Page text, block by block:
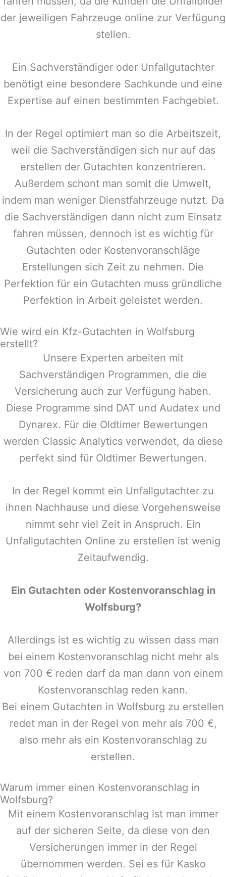
der jeweiligen Fahrzeuge online zur Verfügung
stellen.
Ein Sachverständiger oder Unfallgutachter
benötigt eine besondere Sachkunde und eine
Expertise auf einen bestimmten Fachgebiet.
In der Regel optimiert man so die Arbeitszeit,
weil die Sachverständigen sich nur auf das
erstellen der Gutachten konzentrieren.
Außerdem schont man somit die Umwelt,
indem man weniger Dienstfahrzeuge nutzt. Da
die Sachverständigen dann nicht zum Einsatz
fahren müssen, dennoch ist es wichtig für
Gutachten oder Kostenvoranschläge
Erstellungen sich Zeit zu nehmen. Die
Perfektion für ein Gutachten muss gründliche
Perfektion in Arbeit geleistet werden.
Wie wird ein Kfz-Gutachten in Wolfsburg
erstellt?
Unsere Experten arbeiten mit
Sachverständigen Programmen, die die
Versicherung auch zur Verfügung haben.
Diese Programme sind DAT und Audatex und
Dynarex. Für die Oldtimer Bewertungen
werden Classic Analytics verwendet, da diese
perfekt sind für Oldtimer Bewertungen.
In der Regel kommt ein Unfallgutachter zu
ihnen Nachhause und diese Vorgehensweise
nimmt sehr viel Zeit in Anspruch. Ein
Unfallgutachten Online zu erstellen ist wenig
Zeitaufwendig.
Ein Gutachten oder Kostenvoranschlag in
Wolfsburg?
Allerdings ist es wichtig zu wissen dass man
bei einem Kostenvoranschlag nicht mehr als
von 700 € reden darf da man dann von einem
Kostenvoranschlag reden kann.
Bei einem Gutachten in Wolfsburg zu erstellen
redet man in der Regel von mehr als 700 €,
also mehr als ein Kostenvoranschlag zu
erstellen.
Warum immer einen Kostenvoranschlag in
Wolfsburg?
Mit einem Kostenvoranschlag ist man immer
auf der sicheren Seite, da diese von den
Versicherungen immer in der Regel
übernommen werden. Sei es für Kasko